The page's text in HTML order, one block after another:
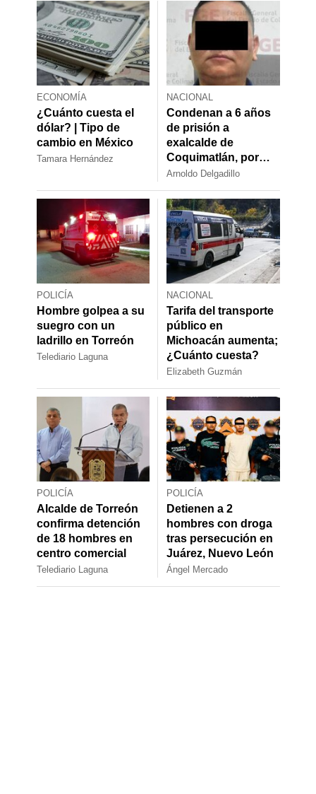
ECONOMÍA
¿Cuánto cuesta el
dólar? | Tipo de
cambio en México
Tamara Hernández
NACIONAL
Condenan a 6 años
de prisión a
exalcalde de
Coquimatlán, por
abuso sexual infantil
Arnoldo Delgadillo
POLICÍA
Hombre golpea a su
suegro con un
ladrillo en Torreón
Telediario Laguna
NACIONAL
Tarifa del transporte
público en
Michoacán aumenta;
¿Cuánto cuesta?
Elizabeth Guzmán
POLICÍA
Alcalde de Torreón
confirma detención
de 18 hombres en
centro comercial
Telediario Laguna
POLICÍA
Detienen a 2
hombres con droga
tras persecución en
Juárez, Nuevo León
Ángel Mercado